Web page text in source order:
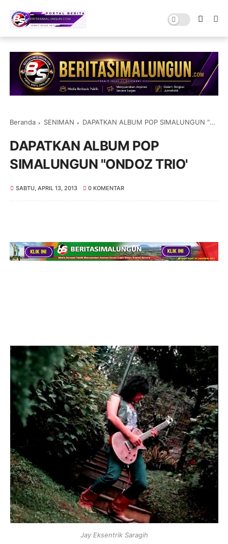
Beranda SENIMAN DAPATKAN ALBUM POP SIMALUNGUN "ONDOZ TRIO'
DAPATKAN ALBUM POP
SIMALUNGUN "ONDOZ TRIO'
SABTU, APRIL 13, 2013 0 KOMENTAR
Jay Eksentrik Saragih